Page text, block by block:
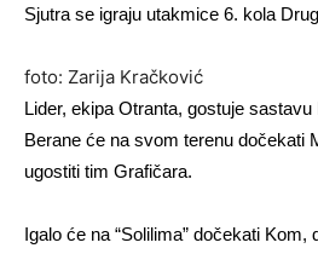
Sjutra se igraju utakmice 6. kola
foto: Zarija Kračković
Lider, ekipa Otranta, gostuje
Berane će na svom terenu dočekati
ugostiti tim Grafičara.
Igalo će na “Solilima” dočekati Kom,